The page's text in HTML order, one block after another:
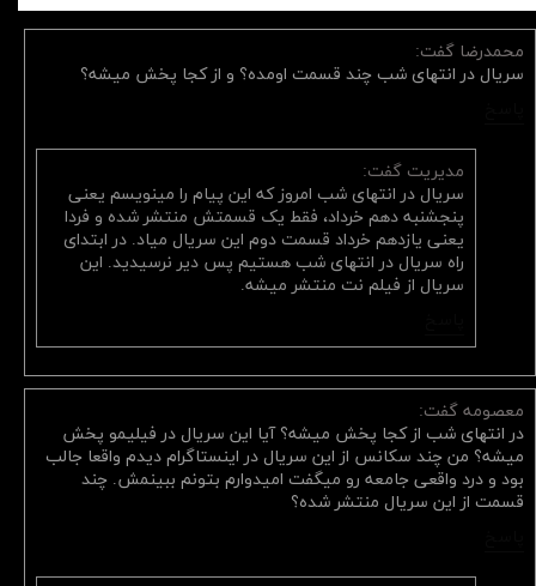
محمدرضا گفت:
سریال در انتهای شب چند قسمت اومده؟ و از کجا پخش میشه؟
مدیریت گفت:
سریال در انتهای شب امروز که این پیام را مینویسم یعنی
پنجشنبه دهم خرداد، فقط یک قسمتش منتشر شده و فردا
یعنی یازدهم خرداد قسمت دوم این سریال میاد. در ابتدای
راه سریال در انتهای شب هستیم پس دیر نرسیدید. این
سریال از فیلم نت منتشر میشه.
معصومه گفت:
در انتهای شب از کجا پخش میشه؟ آیا این سریال در فیلیمو پخش
میشه؟ من چند سکانس از این سریال در اینستاگرام دیدم واقعا جالب
بود و درد واقعی جامعه رو میگفت امیدوارم بتونم ببینمش. چند
قسمت از این سریال منتشر شده؟